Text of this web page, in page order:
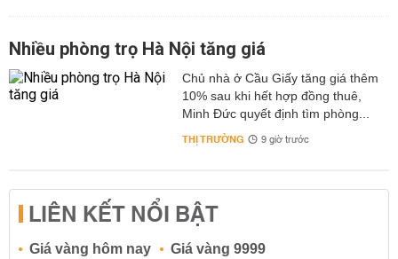
Nhiều phòng trọ Hà Nội tăng giá
Chủ nhà ở Cầu Giấy tăng giá thêm
10% sau khi hết hợp đồng thuê,
Minh Đức quyết định tìm phòng...
THỊ TRƯỜNG 9 giờ trước
LIÊN KẾT NỔI BẬT
Giá vàng hôm nay
Giá vàng 9999